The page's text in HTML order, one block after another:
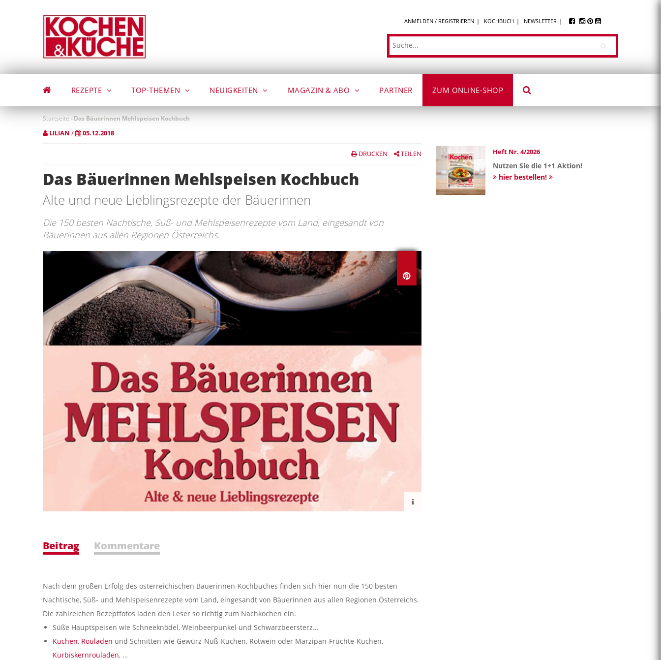
ANMELDEN / REGISTRIEREN KOCHBUCH NEWSLETTER
Suche
REZEPTE TOP-THEMEN NEUIGKEITEN MAGAZIN & ABO PARTNER ZUM ONLINE-SHOP
Startseite -Das Bäuerinnen Mehlspeisen Kochbuch
LILIAN / 05.12.2018
DRUCKEN TEILEN
Das Bäuerinnen Mehlspeisen Kochbuch
Alte und neue Lieblingsrezepte der Bäuerinnen
Die 150 besten Nachtische, Süß- und Mehlspeisenrezepte vom Land, eingesandt von
Bäuerinnen aus allen Regionen Österreichs.
Beitrag Kommentare
Nach dem großen Erfolg des österreichischen Bäuerinnen-Kochbuches finden sich hier nun die 150 besten
Nachtische, Süß- und Mehlspeisenrezepte vom Land, eingesandt von Bäuerinnen aus allen Regionen Österreichs.
Die zahlreichen Rezeptfotos laden den Leser so richtig zum Nachkochen ein.
Süße Hauptspeisen wie Schneeknödel, Weinbeerpunkel und Schwarzbeersterz…
Kuchen, Rouladen und Schnitten wie Gewürz-Nuß-Kuchen, Rotwein oder Marzipan-Früchte-Kuchen,
Kürbiskernrouladen, …
Heft Nr. 4/2026
Nutzen Sie die 1+1 Aktion!
hier bestellen!